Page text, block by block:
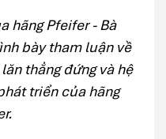
hãng Pfeifer - Bà
bày tham luận về
thẳng đứng và hệ
triển của hãng